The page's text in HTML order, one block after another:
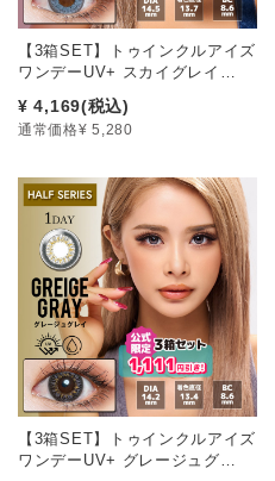
【3箱SET】トゥインクルアイズ
ワンデーUV+ スカイグレイ…
¥ 4,169(税込)
通常価格¥ 5,280
【3箱SET】トゥインクルアイズ
ワンデーUV+ グレージュグ…